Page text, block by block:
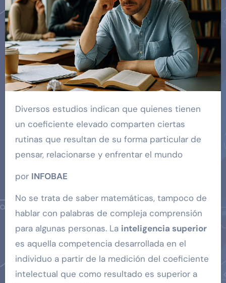
Diversos estudios indican que quienes tienen
un coeficiente elevado comparten ciertas
rutinas que resultan de su forma particular de
pensar, relacionarse y enfrentar el mundo
por INFOBAE
No se trata de saber matemáticas, tampoco de
hablar con palabras de compleja comprensión
para algunas personas. La inteligencia superior
es aquella competencia desarrollada en el
individuo a partir de la medición del coeficiente
intelectual que como resultado es superior a